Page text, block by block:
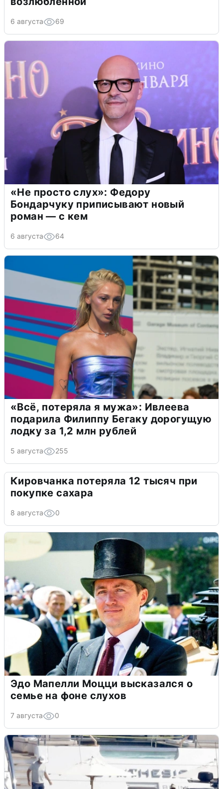
6 августа 69
«Не просто слух»: Федору
Бондарчуку приписывают новый
роман — с кем
6 августа 64
«Всё, потеряла я мужа»: Ивлеева
подарила Филиппу Бегаку дорогущую
лодку за 1,2 млн рублей
5 августа 255
Кировчанка потеряла 12 тысяч при
покупке сахара
8 августа 0
Эдо Мапелли Моцци высказался о
семье на фоне слухов
7 августа 0